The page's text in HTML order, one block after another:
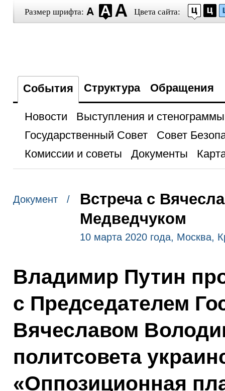
Размер шрифта: Цвета сайта:
События Структура Обращения
Новости
Выступления и стенограммы
Государственный Совет
Совет
Комиссии и советы
Документы
Документ /
Встреча с
Медведчуком
10 марта 2020 года, Москва,
Владимир Путин
с Председателем
Вячеславом
политсовета
«Оппозиционная